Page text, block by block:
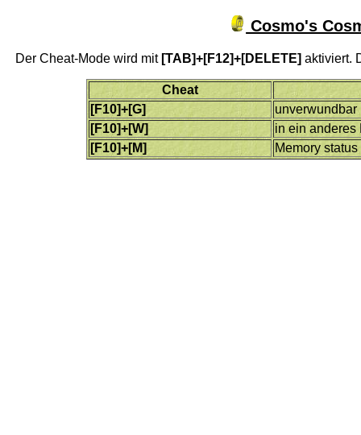
Cosmo's
Der Cheat-Mode wird mit [TAB]+[F12]+[DELETE] aktiviert.
Cheat
[F10]+[G]
unverwundbar
[F10]+[W]
in ein anderes
[F10]+[M]
Memory